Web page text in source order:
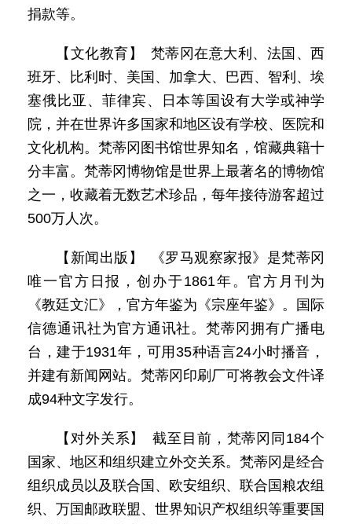
捐款等。
【文化教育】 梵蒂冈在意大利、法国、西
班牙、比利时、美国、加拿大、巴西、智利、埃
塞俄比亚、菲律宾、日本等国设有大学或神学
院，并在世界许多国家和地区设有学校、医院和
文化机构。梵蒂冈图书馆世界知名，馆藏典籍十
分丰富。梵蒂冈博物馆是世界上最著名的博物馆
之一，收藏着无数艺术珍品，每年接待游客超过
500万人次。
【新闻出版】 《罗马观察家报》是梵蒂冈
唯一官方日报，创办于1861年。官方月刊为
《教廷文汇》，官方年鉴为《宗座年鉴》。国际
信德通讯社为官方通讯社。梵蒂冈拥有广播电
台，建于1931年，可用35种语言24小时播音，
并建有新闻网站。梵蒂冈印刷厂可将教会文件译
成94种文字发行。
【对外关系】 截至目前，梵蒂冈同184个
国家、地区和组织建立外交关系。梵蒂冈是经合
组织成员以及联合国、欧安组织、联合国粮农组
织、万国邮政联盟、世界知识产权组织等重要国